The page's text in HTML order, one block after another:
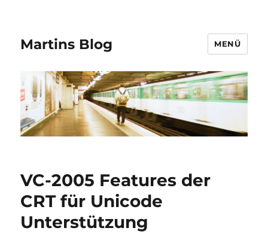
Martins Blog MENÜ
VC-2005 Features der
CRT für Unicode
Unterstützung